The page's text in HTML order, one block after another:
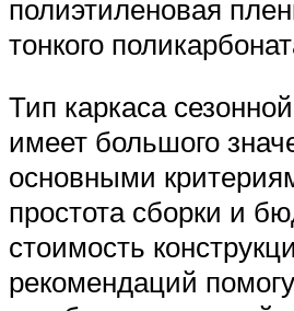
полиэтиленовая
тонкого
Тип каркаса
имеет большого
основными
простота сборки и
стоимость
рекомендаций